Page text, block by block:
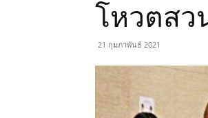
โหวตสว
21 กุมภาพันธ์ 2021